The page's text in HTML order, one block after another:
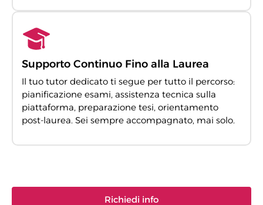
Supporto Continuo Fino alla Laurea
Il tuo tutor dedicato ti segue per tutto il percorso:
pianificazione esami, assistenza tecnica sulla
piattaforma, preparazione tesi, orientamento
post-laurea. Sei sempre accompagnato, mai solo.
Richiedi info